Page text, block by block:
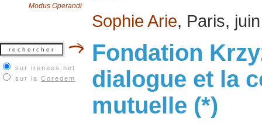
Modus Operandi
sur irenees.net
sur la Coredem
Sophie Arie, Paris,
Fondation
dialogue et la
mutuelle (*)